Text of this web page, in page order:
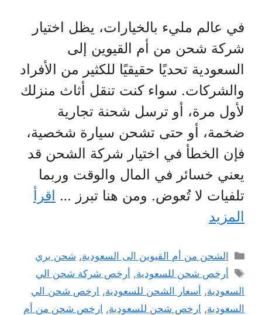
في عالم مليء بالخيارات، يظل اختيار
شركة شحن من أم القيوين إلى
السعودية تحديًا حقيقيًا للكثير من الأفراد
والشركات. سواء كنت تنقل أثاث منزلك
لأول مرة، أو ترسل شحنة تجارية
ضخمة، أو حتى تشحن سيارة شخصية،
فإن الخطأ في اختيار شركة الشحن قد
يعني خسائر في المال والوقت وربما
تلفيات لا تُعوض. ومن هنا تبرز … اقرأ
المزيد
التصنيفات
الشحن من أم القيوين الى السعودية, شحن بري
الوسوم
أرخص شحن للسعودية, أرخص شركة شحن الي
السعودية, أسعار الشحن للسعودية, ارخص شحن الي
السعودية, ارخص شحن للسعودية, ارخص شحن من أم